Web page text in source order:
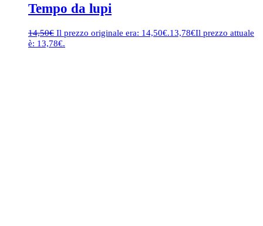
Tempo da lupi
14,50€ Il prezzo originale era: 14,50€.13,78€Il prezzo attuale
è: 13,78€.